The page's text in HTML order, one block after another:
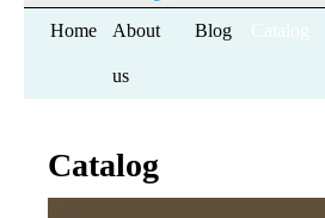
Skip
Home About
us
Blog Catalog
Catalog